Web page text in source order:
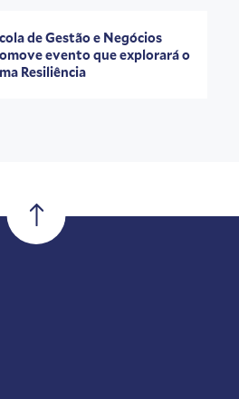
de Gestão e Negócios
evento que explorará o
Resiliência